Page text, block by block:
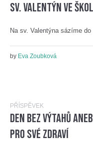
Sv. Valentýn ve
Na sv. Valentýna sázíme
by Eva Zoubková
PŘÍSPĚVEK
DEN BEZ VÝTAHŮ
pro své zdraví